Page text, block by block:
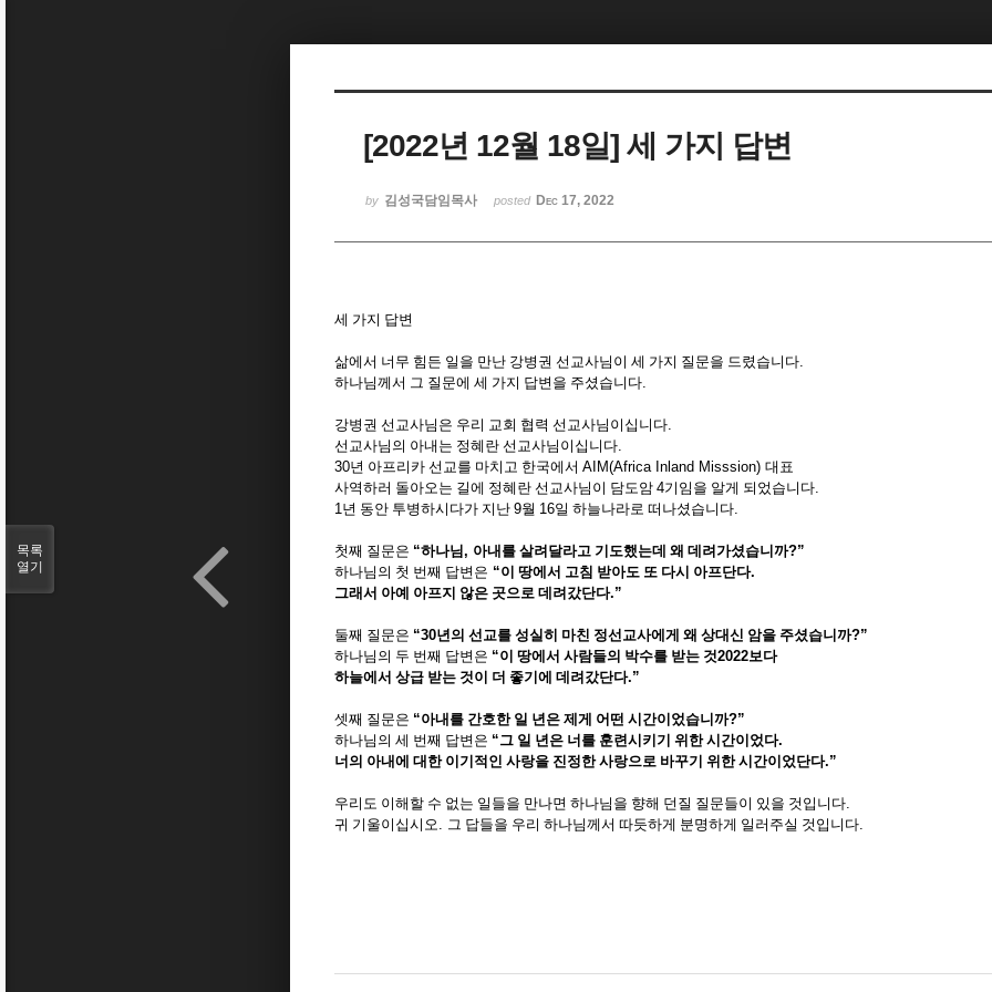
[2022년 12월 18일] 세 가지 답변
by 김성국담임목사 posted Dec 17, 2022
세 가지 답변
삶에서 너무 힘든 일을 만난 강병권 선교사님이 세 가지 질문을 드렸습니다.
하나님께서 그 질문에 세 가지 답변을 주셨습니다.
강병권 선교사님은 우리 교회 협력 선교사님이십니다.
선교사님의 아내는 정혜란 선교사님이십니다.
30년 아프리카 선교를 마치고 한국에서 AIM(Africa Inland Misssion) 대표
사역하러 돌아오는 길에 정혜란 선교사님이 담도암 4기임을 알게 되었습니다.
1년 동안 투병하시다가 지난 9월 16일 하늘나라로 떠나셨습니다.
첫째 질문은 “하나님 , 아내를 살려달라고 기도했는데 왜 데려가셨습니까?”
하나님의 첫 번째 답변은 “이 땅에서 고침 받아도 또 다시 아프단다.
그래서 아예 아프지 않은 곳으로 데려갔단다.”
둘째 질문은 “30년의 선교를 성실히 마친 정선교사에게 왜 상대신 암을 주셨습니까?”
하나님의 두 번째 답변은 “이 땅에서 사람들의 박수를 받는 것2022보다
하늘에서 상급 받는 것이 더 좋기에 데려갔단다.”
셋째 질문은 “아내를 간호한 일 년은 제게 어떤 시간이었습니까?”
하나님의 세 번째 답변은 “그 일 년은 너를 훈련시키기 위한 시간이었다.
너의 아내에 대한 이기적인 사랑을 진정한 사랑으로 바꾸기 위한 시간이었단다.”
우리도 이해할 수 없는 일들을 만나면 하나님을 향해 던질 질문들이 있을 것입니다.
귀 기울이십시오. 그 답들을 우리 하나님께서 따듯하게 분명하게 일러주실 것입니다.
목록
열기
Sketchbook5, 스케치북5
Sketchbook5, 스케치북5